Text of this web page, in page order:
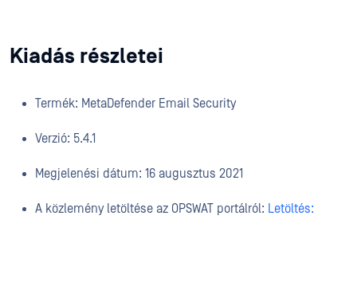
Kiadás részletei
Termék: MetaDefender Email Security
Verzió: 5.4.1
Megjelenési dátum: 16 augusztus 2021
A közlemény letöltése az OPSWAT portálról: Letöltés: